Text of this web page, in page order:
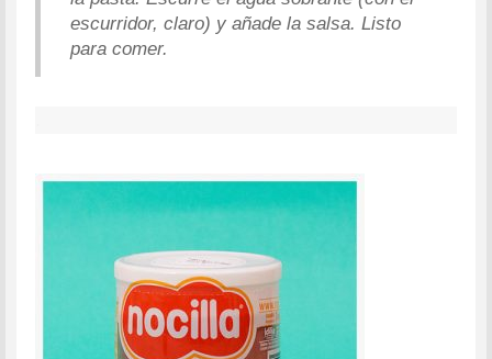
escurridor, claro) y añade la salsa. Listo
para comer.